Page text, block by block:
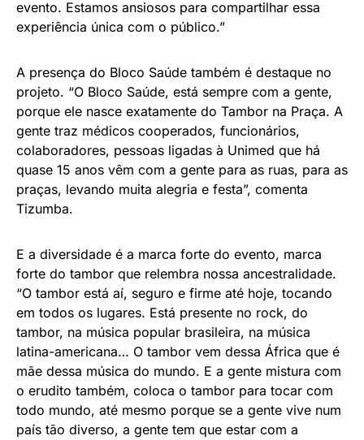
evento. Estamos ansiosos para compartilhar essa
experiência única com o público.”
A presença do Bloco Saúde também é destaque no
projeto. “O Bloco Saúde, está sempre com a gente,
porque ele nasce exatamente do Tambor na Praça. A
gente traz médicos cooperados, funcionários,
colaboradores, pessoas ligadas à Unimed que há
quase 15 anos vêm com a gente para as ruas, para as
praças, levando muita alegria e festa”, comenta
Tizumba.
E a diversidade é a marca forte do evento, marca
forte do tambor que relembra nossa ancestralidade.
“O tambor está aí, seguro e firme até hoje, tocando
em todos os lugares. Está presente no rock, do
tambor, na música popular brasileira, na música
latina-americana… O tambor vem dessa África que é
mãe dessa música do mundo. E a gente mistura com
o erudito também, coloca o tambor para tocar com
todo mundo, até mesmo porque se a gente vive num
país tão diverso, a gente tem que estar com a